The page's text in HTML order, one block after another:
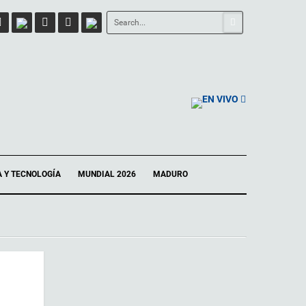
EN VIVO
Y TECNOLOGÍA MUNDIAL 2026 MADURO